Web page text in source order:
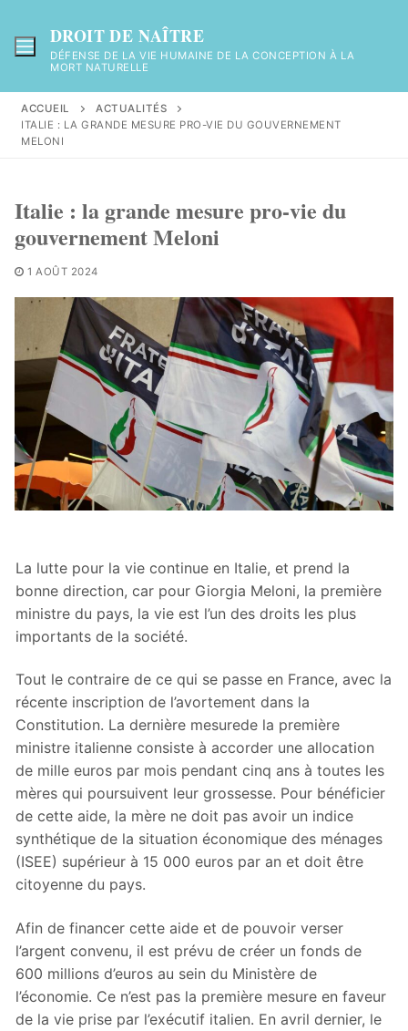
au
contenu
DROIT DE NAÎTRE
DÉFENSE DE LA VIE HUMAINE DE LA CONCEPTION À LA
MORT NATURELLE
ACCUEIL
ACTUALITÉS
ITALIE : LA GRANDE MESURE PRO-VIE DU GOUVERNEMENT
MELONI
Italie : la grande mesure pro-vie du
gouvernement Meloni
1 AOÛT 2024
La lutte pour la vie continue en Italie, et prend la
bonne direction, car pour Giorgia Meloni, la première
ministre du pays, la vie est l’un des droits les plus
importants de la société.
Tout le contraire de ce qui se passe en France, avec la
récente inscription de l’avortement dans la
Constitution. La dernière mesurede la première
ministre italienne consiste à accorder une allocation
de mille euros par mois pendant cinq ans à toutes les
mères qui poursuivent leur grossesse. Pour bénéficier
de cette aide, la mère ne doit pas avoir un indice
synthétique de la situation économique des ménages
(ISEE) supérieur à 15 000 euros par an et doit être
citoyenne du pays.
Afin de financer cette aide et de pouvoir verser
l’argent convenu, il est prévu de créer un fonds de
600 millions d’euros au sein du Ministère de
l’économie. Ce n’est pas la première mesure en faveur
de la vie prise par l’exécutif italien. En avril dernier, le